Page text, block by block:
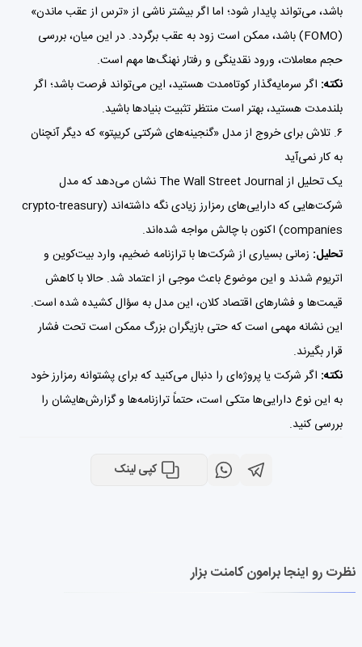
باشد، می‌تواند پایدار شود؛ اما اگر بیشتر ناشی از «ترس از عقب ماندن»
(FOMO) باشد، ممکن است زود به عقب برگردد. در این میان، بررسی
حجم معاملات، ورود نقدینگی و رفتار نهنگ‌ها مهم است.
نکته: اگر سرمایه‌گذار کوتاه‌مدت هستید، این می‌تواند فرصت باشد؛ اگر
بلندمدت هستید، بهتر است منتظر تثبیت بنیادها باشید.
۶. تلاش برای خروج از مدل «گنجینه‌های شرکتی کریپتو» که دیگر آنچنان
به کار نمی‌آید
یک تحلیل از
نشان می‌دهد که مدل
شرکت‌هایی که دارایی‌های رمزارز زیادی نگه داشته‌اند (crypto-treasury
companies) اکنون با چالش مواجه شده‌اند.
تحلیل: زمانی بسیاری از شرکت‌ها با ترازنامه ضخیم، وارد بیت‌کوین و
اتریوم شدند و این موضوع باعث موجی از اعتماد شد. حالا با کاهش
قیمت‌ها و فشارهای اقتصاد کلان، این مدل به سؤال کشیده شده است.
این نشانه مهمی است که حتی بازیگران بزرگ ممکن است تحت فشار
قرار بگیرند.
نکته: اگر شرکت یا پروژه‌ای را دنبال می‌کنید که برای پشتوانه رمزارز خود
به این نوع دارایی‌ها متکی است، حتماً ترازنامه‌ها و گزارش‌هایشان را
بررسی کنید.
کپی لینک
نظرت رو اینجا برامون کامنت بزار